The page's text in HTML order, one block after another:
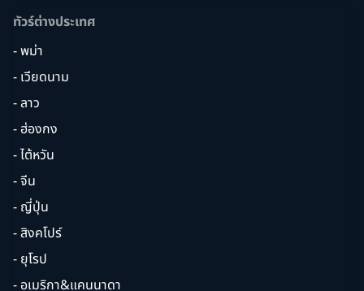
ทัวร์ต่างประเทศ
- พม่า
- เวียดนาม
- ลาว
- ฮ่องกง
- ไต้หวัน
- จีน
- ญี่ปุ่น
- สิงคโปร์
- ยุโรป
- อเมริกา&แคนนาดา